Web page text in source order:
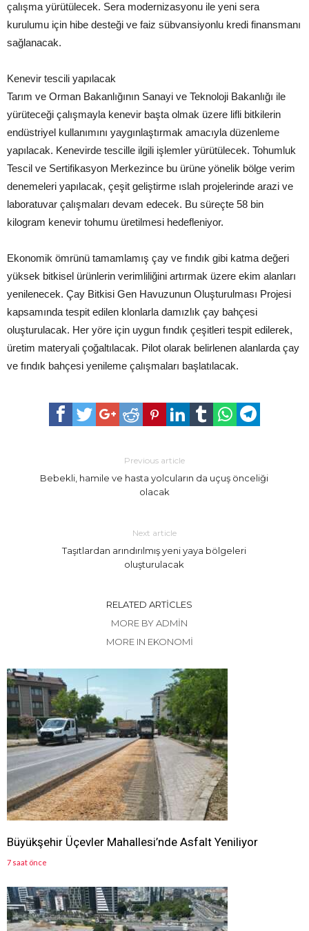
çalışma yürütülecek. Sera modernizasyonu ile yeni sera
kurulumu için hibe desteği ve faiz sübvansiyonlu kredi finansmanı
sağlanacak.
Kenevir tescili yapılacak
Tarım ve Orman Bakanlığının Sanayi ve Teknoloji Bakanlığı ile
yürüteceği çalışmayla kenevir başta olmak üzere lifli bitkilerin
endüstriyel kullanımını yaygınlaştırmak amacıyla düzenleme
yapılacak. Kenevirde tescille ilgili işlemler yürütülecek. Tohumluk
Tescil ve Sertifikasyon Merkezince bu ürüne yönelik bölge verim
denemeleri yapılacak, çeşit geliştirme ıslah projelerinde arazi ve
laboratuvar çalışmaları devam edecek. Bu süreçte 58 bin
kilogram kenevir tohumu üretilmesi hedefleniyor.
Ekonomik ömrünü tamamlamış çay ve fındık gibi katma değeri
yüksek bitkisel ürünlerin verimliliğini artırmak üzere ekim alanları
yenilenecek. Çay Bitkisi Gen Havuzunun Oluşturulması Projesi
kapsamında tespit edilen klonlarla damızlık çay bahçesi
oluşturulacak. Her yöre için uygun fındık çeşitleri tespit edilerek,
üretim materyali çoğaltılacak. Pilot olarak belirlenen alanlarda çay
ve fındık bahçesi yenileme çalışmaları başlatılacak.
Previous article
Bebekli, hamile ve hasta yolcuların da uçuş önceliği
olacak
Next article
Taşıtlardan arındırılmış yeni yaya bölgeleri
oluşturulacak
RELATED ARTICLES
MORE BY ADMIN
MORE IN EKONOMİ
Büyükşehir Üçevler Mahallesi’nde Asfalt Yeniliyor
7 saat önce